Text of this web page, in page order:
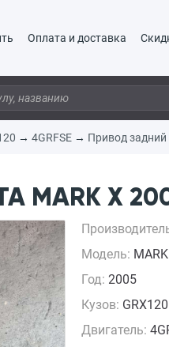
Оплата и доставка
→ 4GRFSE → Привод
MARK X
Модель:
Год: 2005
Кузов: GRX120
Двигатель: